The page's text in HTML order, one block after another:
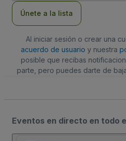
Únete a la lista
Al iniciar sesión o crear una
acuerdo de usuario y nuestra
posible que recibas
parte, pero puedes darte de
Eventos en directo en todo